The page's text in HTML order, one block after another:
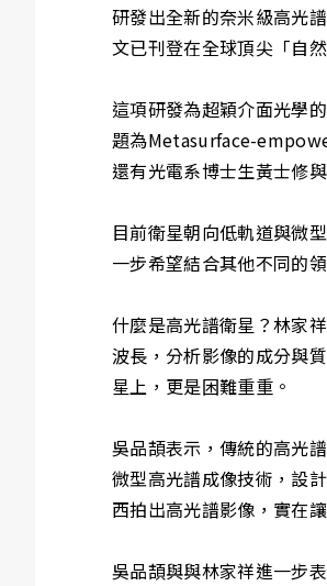
研發出全新的奈米級高光
文已刊登在全球頂尖「自
這項研發為超穎介面光學
題為Metasurface-
還有光電系博士生黃士修
目前衛星朝向低軌道與微
一步希望結合其他不同的
什麼是高光譜衛星？林家
波長，分析影像的成分與
星上，更是困難重重。
吳品頡表示，傳統的高光
微型高光譜成像技術，設
西拍出高光譜影像，實在讓
吳品頡與與林家祥進一步